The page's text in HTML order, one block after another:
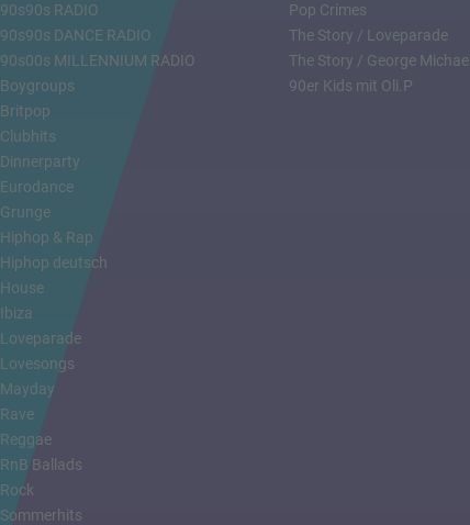
90s90s RADIO
90s90s DANCE RADIO
90s00s MILLENNIUM RADIO
Boygroups
Britpop
Clubhits
Dinnerparty
Eurodance
Grunge
Hiphop & Rap
Hiphop deutsch
House
Ibiza
Loveparade
Lovesongs
Mayday
Rave
Reggae
RnB Ballads
Rock
Sommerhits
Pop Crimes
The Story / Loveparade
The Story / George Michael
90er Kids mit Oli.P